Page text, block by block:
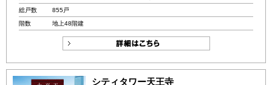
総戸数
855戸
階数
地上48階建
シティタワー天王寺